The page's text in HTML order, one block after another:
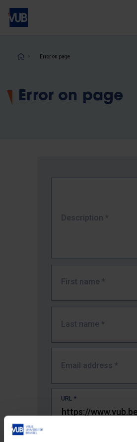
Skip
main
Breadcrumb
Error on page
Error on page
Description *
First name *
Last name *
Email address *
URL *
The full URL of the page where